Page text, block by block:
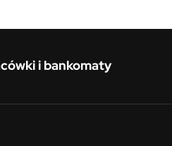
i bankomaty